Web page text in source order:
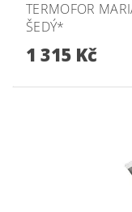
TERMOFOR
ŠEDÝ*
1 315 Kč